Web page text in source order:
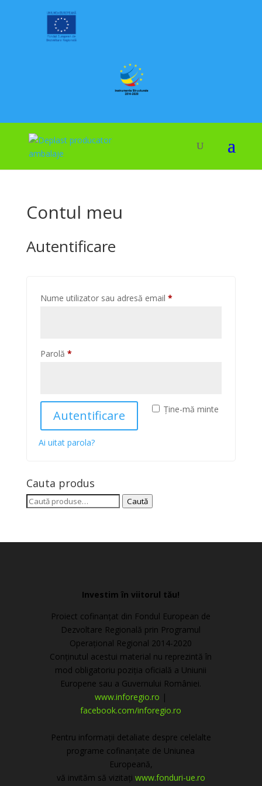
Contul meu
Autentificare
Nume utilizator sau adresă email *Obligatoriu
Parolă *Obligatoriu
Ține-mă minte
Autentificare
Ai uitat parola?
Cauta produs
Caută
Caută
Investim în viitorul tău!
Proiect cofinanțat din Fondul European de
Dezvoltare Regională prin Programul
Operațional Regional 2014-2020
Conținutul acestui material nu reprezintă în
mod obligatoriu poziția oficială a Uniunii
Europene sau a Guvernului României.
www.inforegio.ro |
facebook.com/inforegio.ro
Pentru informații detaliate despre celelalte
programe cofinanțate de Uniunea
Europeană,
vă invităm să vizitați www.fonduri-ue.ro